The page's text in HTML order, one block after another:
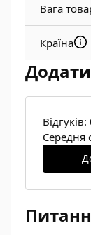
Вага
Країна
Додати
Відгуків:
Середня